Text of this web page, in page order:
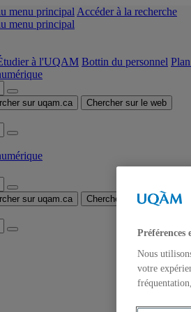
menu principal Accéder à la recherche
menu principal
à l'UQAM Bottin du personnel
sur uqam.ca Chercher sur le web
sur uqam.ca Chercher sur le web
Préférences
Nous
votre